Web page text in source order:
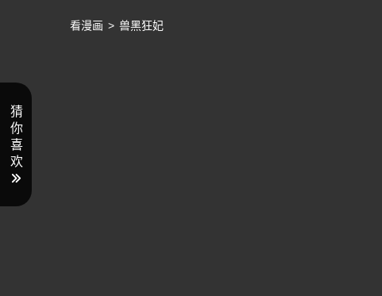
看漫画 > 兽黑狂妃
猜
你
喜
欢